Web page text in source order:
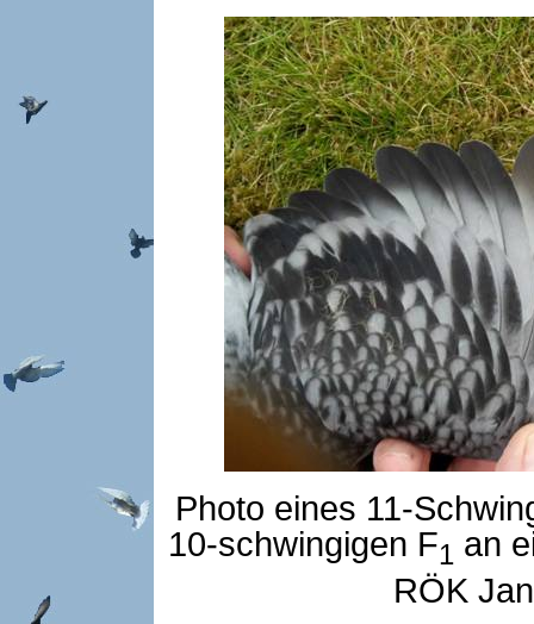
Photo eines 11-
10-schwingigen F1 an
RÖK